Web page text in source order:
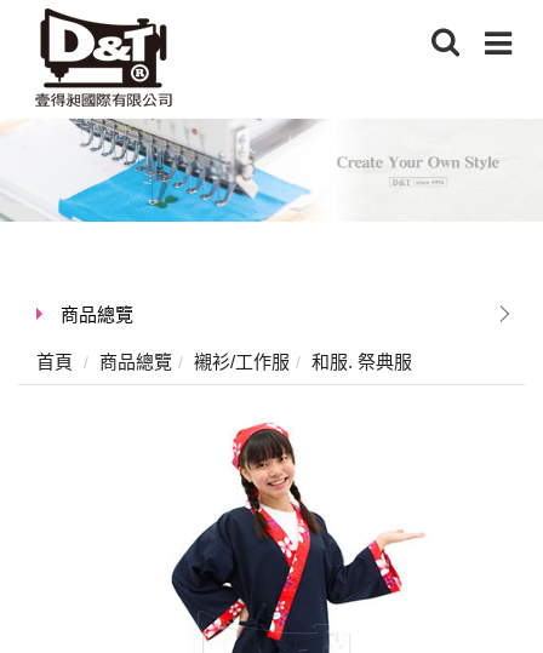
商品總覽
首頁 商品總覽 襯衫/工作服 和服. 祭典服